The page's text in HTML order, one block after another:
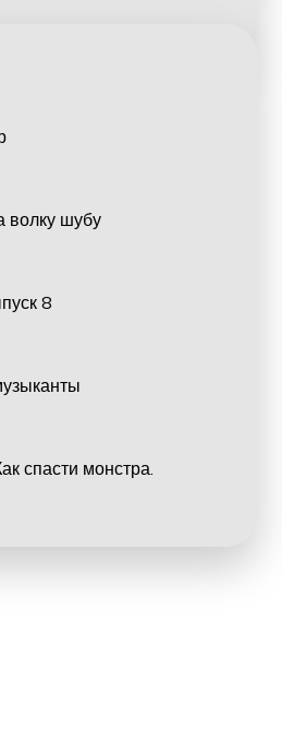
волку шубу
8
спасти монстра.